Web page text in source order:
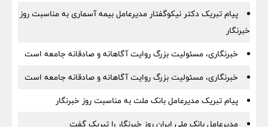
پیام تبریک دکتر نیکوگفتار مدیرعامل بیمه آسماری به مناسبت روز
خبرنگار
خبرنگاری، مسئولیت بزرگ روایت آگاهانه و صادقانه جامعه است
خبرنگاری، مسئولیت بزرگ روایت آگاهانه و صادقانه جامعه است
پیام تبریک مدیرعامل بانک ملت به مناسبت روز خبرنگار
مدیرعامل بانک ملی ایران روز خبرنگار را تبریک گفت